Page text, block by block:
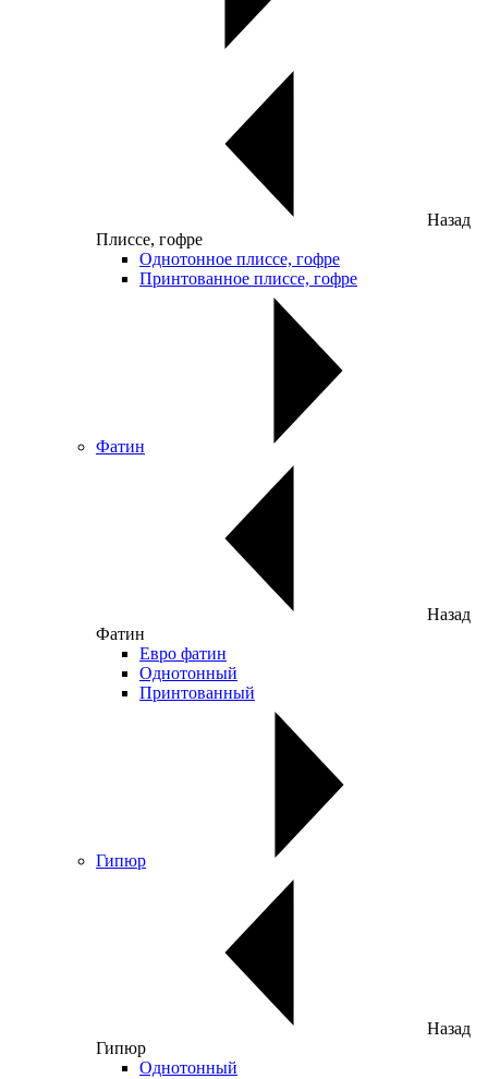
Назад
Плиссе, гофре
Однотонное плиссе, гофре
Принтованное плиссе, гофре
Фатин
Назад
Фатин
Евро фатин
Однотонный
Принтованный
Гипюр
Назад
Гипюр
Однотонный